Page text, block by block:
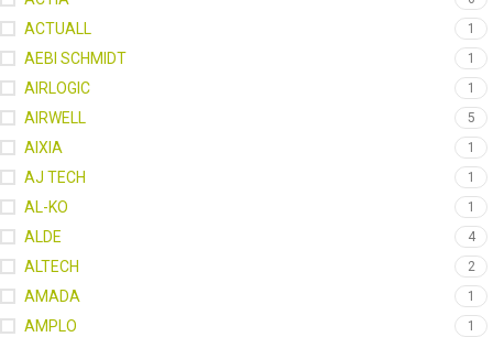
ACTUALL 1
AEBI SCHMIDT 1
AIRLOGIC 1
AIRWELL 5
AIXIA 1
AJ TECH 1
AL-KO 1
ALDE 4
ALTECH 2
AMADA 1
AMPLO 1